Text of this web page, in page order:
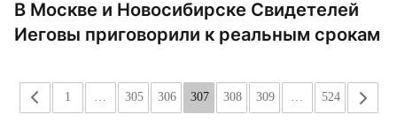
В Москве и Новосибирске Свидетелей
Иеговы приговорили к реальным срокам
« 1 305 306 307 308 309 524 »